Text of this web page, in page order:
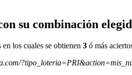
su combinación
los cuales se obtienen 3 ó más